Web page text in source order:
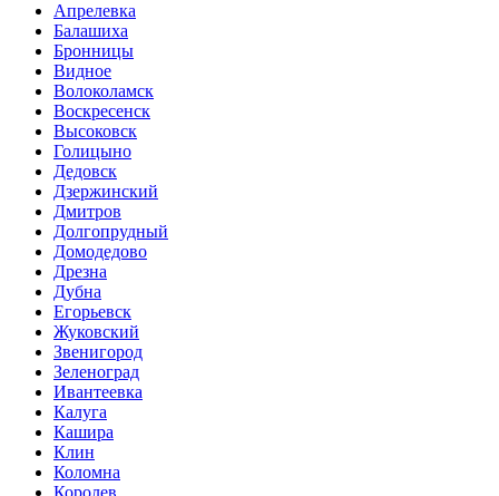
Апрелевка
Балашиха
Бронницы
Видное
Волоколамск
Воскресенск
Высоковск
Голицыно
Дедовск
Дзержинский
Дмитров
Долгопрудный
Домодедово
Дрезна
Дубна
Егорьевск
Жуковский
Звенигород
Зеленоград
Ивантеевка
Калуга
Кашира
Клин
Коломна
Королев